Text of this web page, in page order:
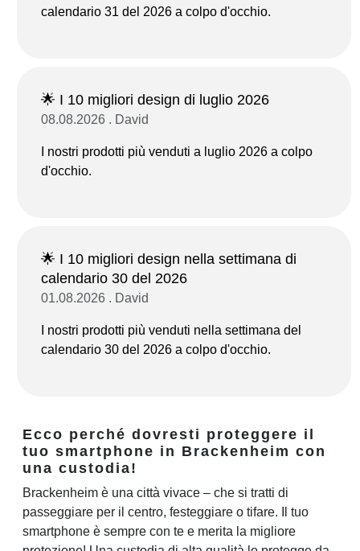
calendario 31 del 2026 a colpo d'occhio.
🌟 I 10 migliori design di luglio 2026
08.08.2026 . David
I nostri prodotti più venduti a luglio 2026 a colpo
d'occhio.
🌟 I 10 migliori design nella settimana di
calendario 30 del 2026
01.08.2026 . David
I nostri prodotti più venduti nella settimana del
calendario 30 del 2026 a colpo d'occhio.
Ecco perché dovresti proteggere il
tuo smartphone in Brackenheim con
una custodia!
Brackenheim è una città vivace – che si tratti di
passeggiare per il centro, festeggiare o tifare. Il tuo
smartphone è sempre con te e merita la migliore